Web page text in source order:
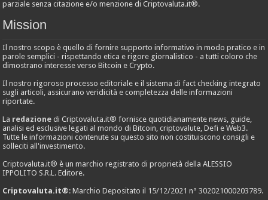
parziale senza citazione e/o menzione di Criptovaluta.it®.
Mission
Il nostro scopo è quello di fornire supporto informativo in modo pratico e in
parole semplici - rispettando etica e rigore giornalistico - a tutti coloro che
dimostrano interesse verso Bitcoin e Crypto.
Il nostro rigoroso processo editoriale e il sistema di fact checking integrato
sugli articoli, assicurano veridicità e completezza delle informazioni
riportate.
La redazione di Criptovaluta.it® fornisce quotidianamente news, guide,
analisi ed esclusive legati al mondo di Bitcoin, criptovalute, Defi e Web3.
Tutte le informazioni contenute su questo sito non costituiscono consigli e
solleciti all'investimento.
Criptovaluta.it® è un marchio registrato di proprietà della ALESSIO
IPPOLITO S.R.L. Editore.
Criptovaluta.it®: Marchio Depositato il 15/12/2021 n° 302021000203789.